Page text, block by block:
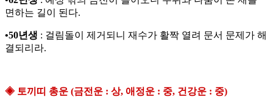
면하는 길이 된다.
•50년생 : 걸림돌이 제거되니 재수가 활짝 열려 문서 문제가 해
결되리라.
◈ 토끼띠 총운 (금전운 : 상, 애정운 : 중, 건강운 : 중)